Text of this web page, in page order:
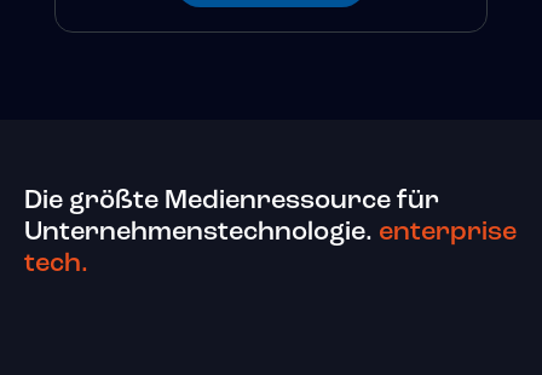
Die größte Medienressource für
Unternehmenstechnologie. enterprise
tech.